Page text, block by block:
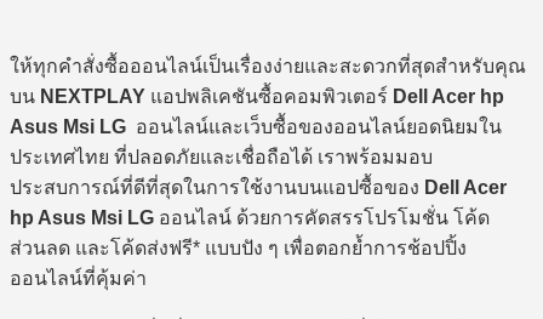
ให้ทุกคำสั่งซื้อออนไลน์เป็นเรื่องง่ายและสะดวกที่สุดสำหรับคุณ
บน NEXTPLAY แอปพลิเคชันซื้อคอมพิวเตอร์ Dell Acer hp
Asus Msi LG ออนไลน์และเว็บซื้อของออนไลน์ยอดนิยมใน
ประเทศไทย ที่ปลอดภัยและเชื่อถือได้ เราพร้อมมอบ
ประสบการณ์ที่ดีที่สุดในการใช้งานบนแอปซื้อของ Dell Acer
hp Asus Msi LG ออนไลน์ ด้วยการคัดสรรโปรโมชั่น โค้ด
ส่วนลด และโค้ดส่งฟรี* แบบปัง ๆ เพื่อตอกย้ำการช้อปปิ้ง
ออนไลน์ที่คุ้มค่า